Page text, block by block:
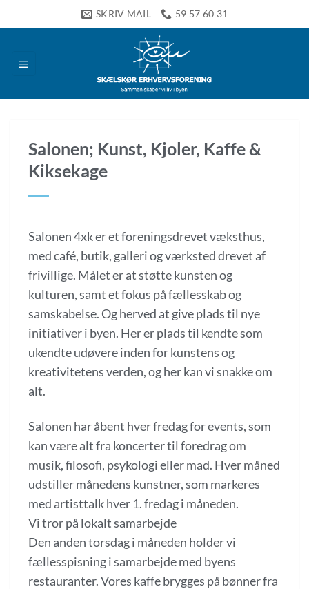
til
SKRIV MAIL 59 57 60 31
Salonen; Kunst, Kjoler, Kaffe &
Kiksekage
Salonen 4xk er et foreningsdrevet væksthus,
med café, butik, galleri og værksted drevet af
frivillige. Målet er at støtte kunsten og
kulturen, samt et fokus på fællesskab og
samskabelse. Og herved at give plads til nye
initiativer i byen. Her er plads til kendte som
ukendte udøvere inden for kunstens og
kreativitetens verden, og her kan vi snakke om
alt.
Salonen har åbent hver fredag for events, som
kan være alt fra koncerter til foredrag om
musik, filosofi, psykologi eller mad. Hver måned
udstiller månedens kunstner, som markeres
med artisttalk hver 1. fredag i måneden.
Vi tror på lokalt samarbejde
Den anden torsdag i måneden holder vi
fællesspisning i samarbejde med byens
restauranter. Vores kaffe brygges på bønner fra